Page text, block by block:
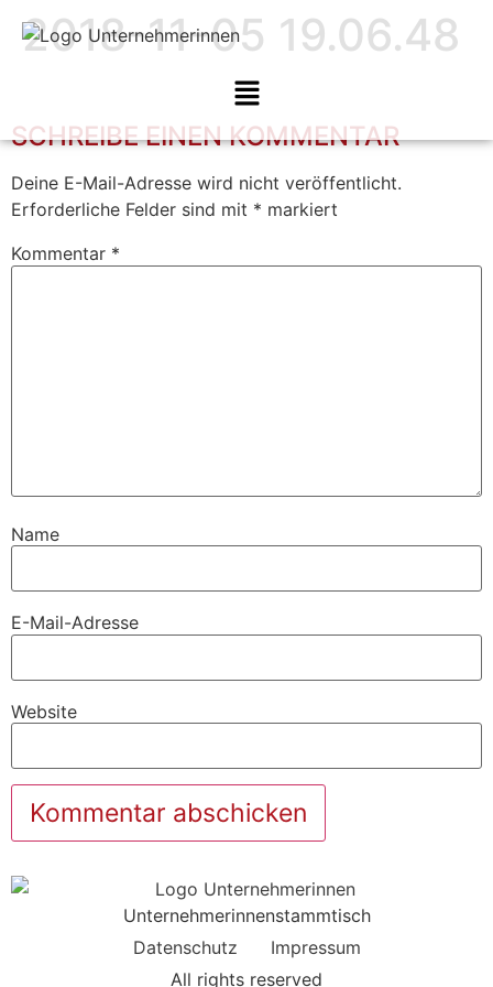
2018-11-05 19.06.48
SCHREIBE EINEN KOMMENTAR
Deine E-Mail-Adresse wird nicht veröffentlicht.
Erforderliche Felder sind mit * markiert
Kommentar *
Name
E-Mail-Adresse
Website
Unternehmerinnenstammtisch
Datenschutz
Impressum
All rights reserved